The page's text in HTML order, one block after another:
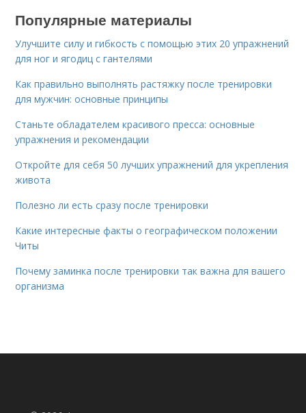
Популярные материалы
Улучшите силу и гибкость с помощью этих 20 упражнений
для ног и ягодиц с гантелями
Как правильно выполнять растяжку после тренировки
для мужчин: основные принципы
Станьте обладателем красивого пресса: основные
упражнения и рекомендации
Откройте для себя 50 лучших упражнений для укрепления
живота
Полезно ли есть сразу после тренировки
Какие интересные факты о географическом положении
Читы
Почему заминка после тренировки так важна для вашего
организма